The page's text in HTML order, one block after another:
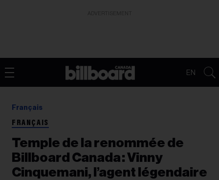
EN
Français
FRANÇAIS
Temple de la renommée de
Billboard Canada : Vinny
Cinquemani, l’agent légendaire